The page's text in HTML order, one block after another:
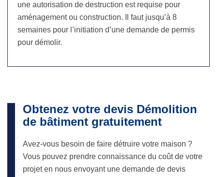
une autorisation de destruction est requise pour
aménagement ou construction. Il faut jusqu’à 8
semaines pour l’initiation d’une demande de permis
pour démolir.
Obtenez votre devis Démolition
de bâtiment gratuitement
Avez-vous besoin de faire détruire votre maison ?
Vous pouvez prendre connaissance du coût de votre
projet en nous envoyant une demande de devis